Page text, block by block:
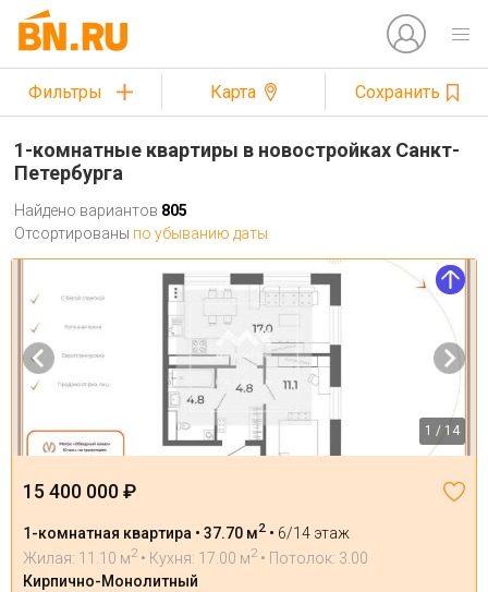
Фильтры Карта Сохранить
1-комнатные квартиры в новостройках Санкт-
Петербурга
Найдено вариантов 805
Отсортированы по убыванию даты
1 / 14
15 400 000 ₽
1-комнатная квартира • 37.70 м2 • 6/14 этаж
Жилая: 11.10 м2 • Кухня: 17.00 м2 • Потолок: 3.00
Кирпично-Монолитный